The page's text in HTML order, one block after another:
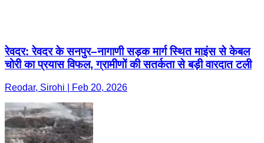
रेवदर: रेवदर के सनपुर–नागाणी सड़क मार्ग स्थित माइंस से केबल
चोरी का प्रयास विफल, ग्रामीणों की सतर्कता से बड़ी वारदात टली
Reodar, Sirohi | Feb 20, 2026